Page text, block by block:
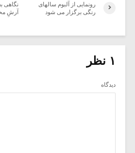
نگاهی
آرشِ
رونمایی از آلبوم سالهای
رنگی برگزار می شود
۱ نظر
دیدگاه